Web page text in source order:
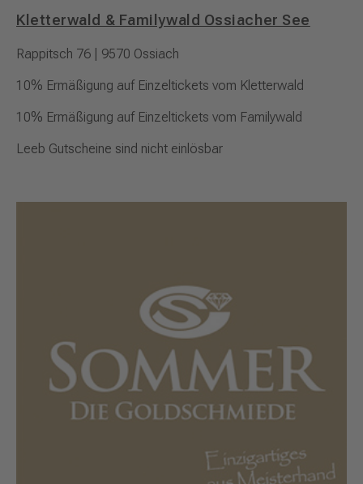
Kletterwald & Familywald Ossiacher See
Rappitsch 76 | 9570 Ossiach
10% Ermäßigung auf Einzeltickets vom Kletterwald
10% Ermäßigung auf Einzeltickets vom Familywald
Leeb Gutscheine sind nicht einlösbar